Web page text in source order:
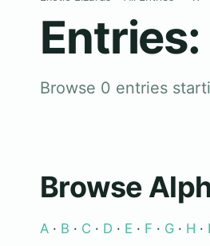
Browse 0 entries
Browse
A · B · C · D · E · F · G · H · I